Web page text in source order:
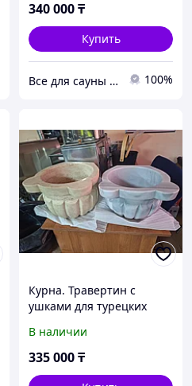
340 000₸
Купить
Все для сауны и бани от ИП Куприн. 100%
Курна. Травертин с
ушками для турецких
Хаммам. Турция
В наличии
335 000₸